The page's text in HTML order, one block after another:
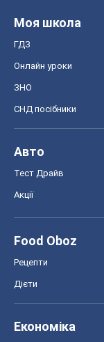
Моя школа
ГДЗ
Онлайн уроки
ЗНО
СНД посібники
Авто
Тест Драйв
Акції
Food Oboz
Рецепти
Дієти
Економіка